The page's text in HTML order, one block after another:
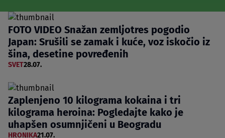
FOTO VIDEO Snažan zemljotres pogodio
Japan: Srušili se zamak i kuće, voz iskočio iz
šina, desetine povređenih
SVET28.07.
Zaplenjeno 10 kilograma kokaina i tri
kilograma heroina: Pogledajte kako je
uhapšen osumnjičeni u Beogradu
HRONIKA21.07.